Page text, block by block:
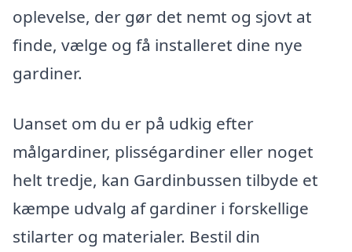
oplevelse, der gør det nemt og sjovt at
finde, vælge og få installeret dine nye
gardiner.
Uanset om du er på udkig efter
målgardiner, plisségardiner eller noget
helt tredje, kan Gardinbussen tilbyde et
kæmpe udvalg af gardiner i forskellige
stilarter og materialer. Bestil din